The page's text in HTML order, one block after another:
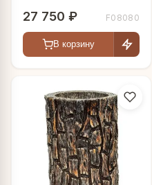
27 750 ₽ F08080
В корзину